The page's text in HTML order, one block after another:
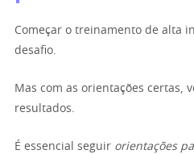
Começar o treinamento de alta
desafio.
Mas com as orientações certas,
resultados.
É essencial seguir orientações